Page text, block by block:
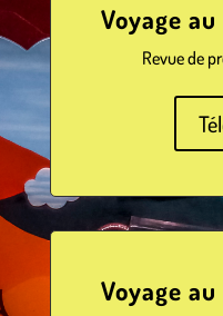
Voyage
Revue de
Voyage